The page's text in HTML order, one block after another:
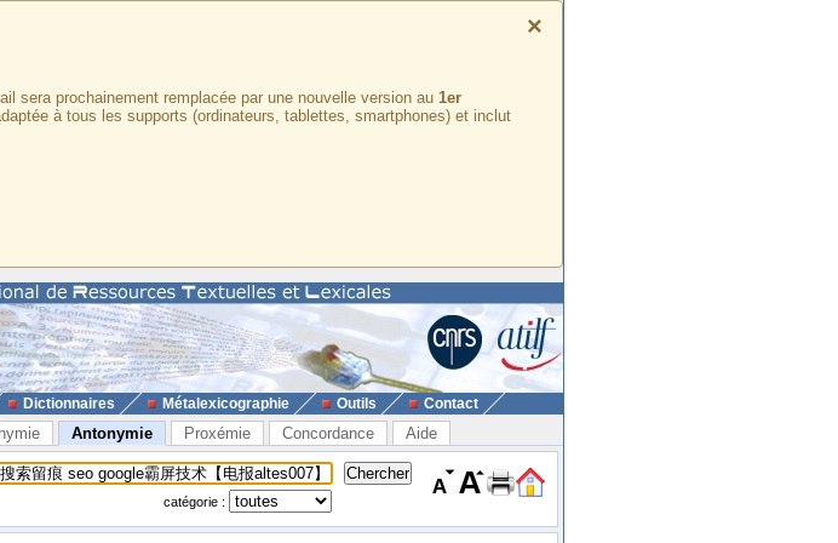
×
sera prochainement remplacée par une nouvelle version au 1er
à tous les supports (ordinateurs, tablettes, smartphones) et inclut
Dictionnaires Métalexicographie Outils Contact
Antonymie Proxémie Concordance Aide
catégorie :